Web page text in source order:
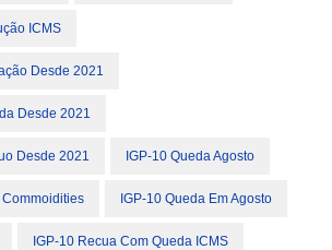
ICMS
Desde 2021
Desde 2021
Desde 2021 IGP-10 Queda Agosto
Commoidities IGP-10 Queda Em Agosto
IGP-10 Recua Com Queda ICMS